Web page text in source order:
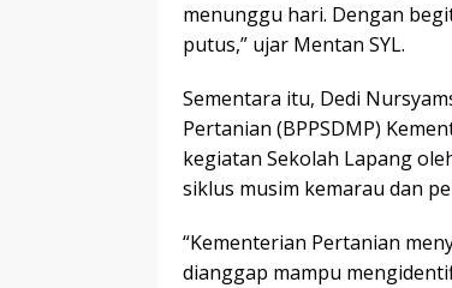
menunggu hari. Dengan
putus,” ujar Mentan SYL.
Sementara itu, Dedi
Pertanian (BPPSDMP)
kegiatan Sekolah Lapang
siklus musim kemarau dan
“Kementerian Pertanian
dianggap mampu